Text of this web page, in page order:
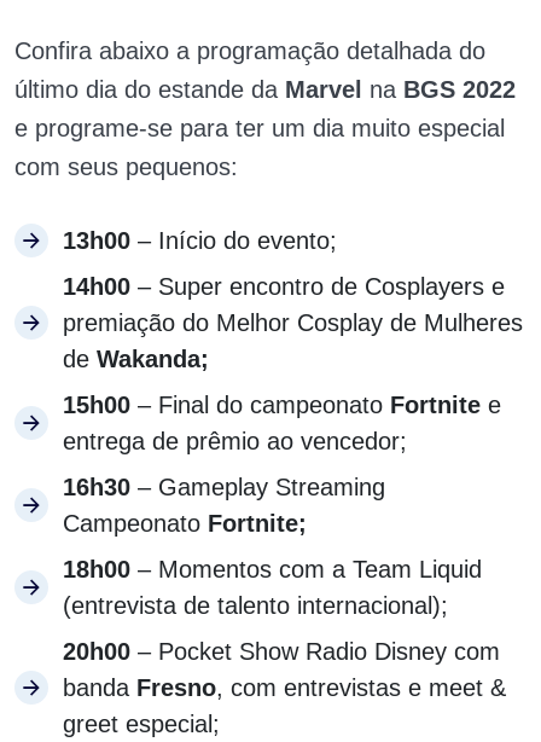
Confira abaixo a programação detalhada do
último dia do estande da Marvel na BGS 2022
e programe-se para ter um dia muito especial
com seus pequenos:
13h00 – Início do evento;
14h00 – Super encontro de Cosplayers e
premiação do Melhor Cosplay de Mulheres
de Wakanda;
15h00 – Final do campeonato Fortnite e
entrega de prêmio ao vencedor;
16h30 – Gameplay Streaming
Campeonato Fortnite;
18h00 – Momentos com a Team Liquid
(entrevista de talento internacional);
20h00 – Pocket Show Radio Disney com
banda Fresno, com entrevistas e meet &
greet especial;